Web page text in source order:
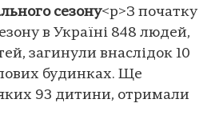
сезону<p>З початку
в Україні 848 людей,
загинули внаслідок 10
будинках. Ще
93 дитини, отримали